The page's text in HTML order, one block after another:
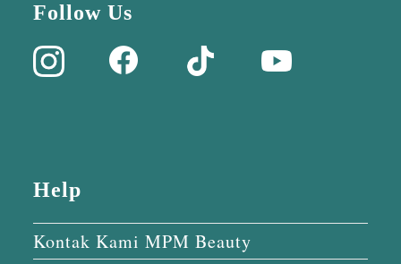
Follow Us
Help
Kontak Kami MPM Beauty